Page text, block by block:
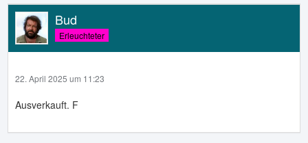
Bud
Erleuchteter
22. April 2025 um 11:23
Ausverkauft. F